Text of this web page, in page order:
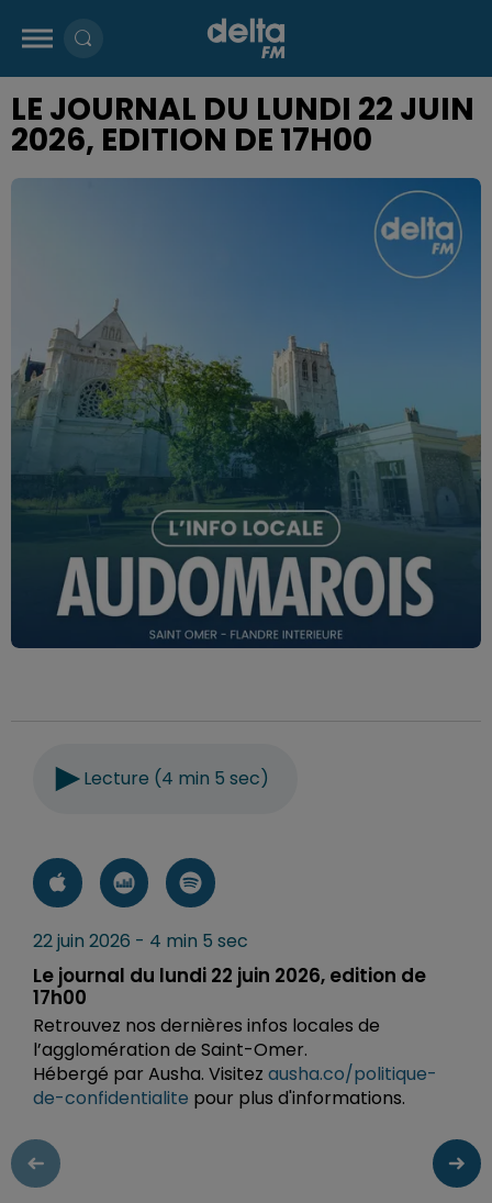
LE JOURNAL DU LUNDI 22 JUIN
2026, EDITION DE 17H00
Lecture (4 min 5 sec)
22 juin 2026 - 4 min 5 sec
Le journal du lundi 22 juin 2026, edition de
17h00
Retrouvez nos dernières infos locales de
l’agglomération de Saint-Omer.
Hébergé par Ausha. Visitez ausha.co/politique-
de-confidentialite pour plus d'informations.